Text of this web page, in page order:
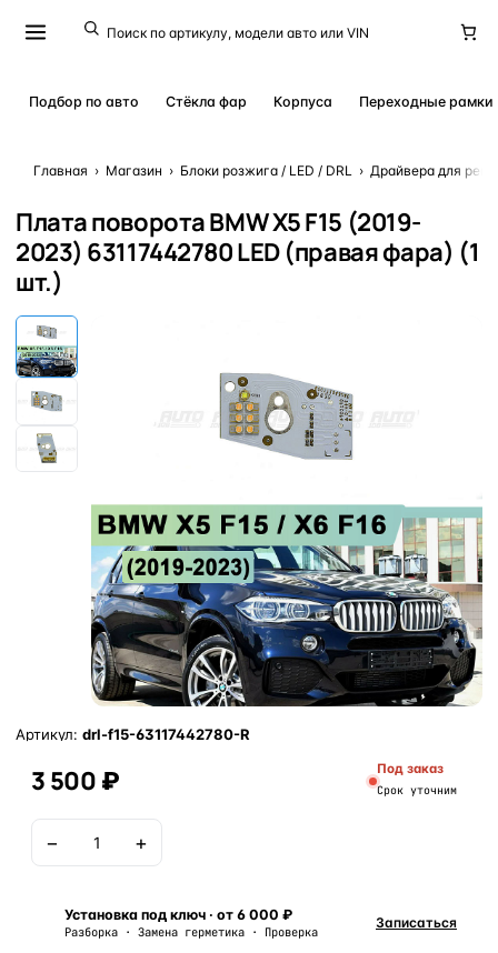
Подбор по авто Стёкла фар Корпуса Переходные рамки
Главная › Магазин › Блоки розжига / LED / DRL › Драйвера для
Плата поворота BMW X5 F15 (2019-
2023) 63117442780 LED (правая фара) (1
шт.)
Артикул: drl-f15-63117442780-R
3 500 ₽ Под заказ
Срок уточним
− +
Установка под ключ · от 6 000 ₽
Разборка · Замена герметика · Проверка
Записаться